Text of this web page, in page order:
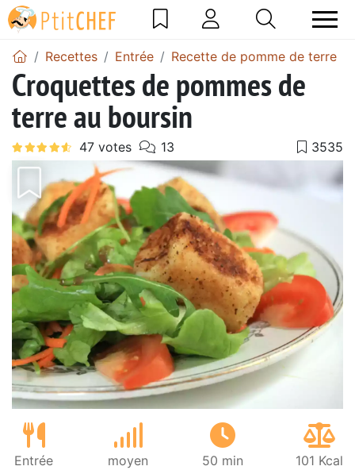
Recettes Entrée Recette de pomme de terre
Croquettes de pommes de
terre au boursin
Entrée moyen 50 min 101 Kcal